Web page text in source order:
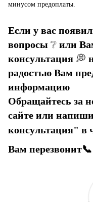
минусом предоплаты.
Если у вас
вопросы ❔ или
консультация 💭
радостью Вам
информацию
Обращайтесь за
сайте или
консультация" в
Вам перезвонит📞